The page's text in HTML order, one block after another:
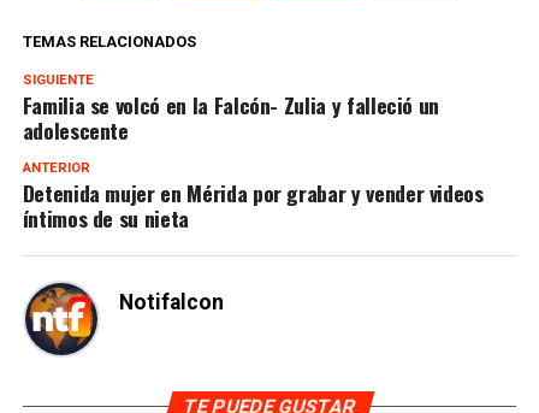
TEMAS RELACIONADOS
SIGUIENTE
Familia se volcó en la Falcón- Zulia y falleció un
adolescente
ANTERIOR
Detenida mujer en Mérida por grabar y vender videos
íntimos de su nieta
Notifalcon
TE PUEDE GUSTAR